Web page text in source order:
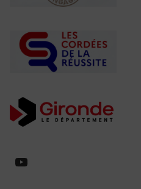
https://